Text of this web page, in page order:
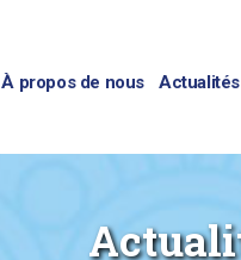
À propos de nous Actualités